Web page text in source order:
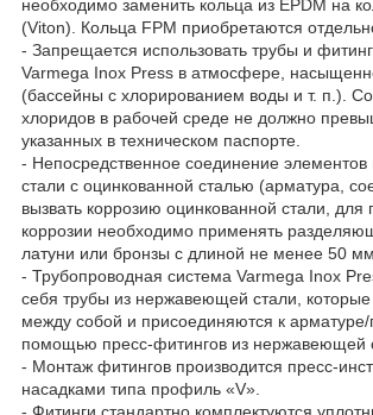
необходимо заменить кольца из EPDM на
(Viton). Кольца FPM приобретаются
- Запрещается использовать трубы и
Varmega Inox Press в атмосфере,
(бассейны с хлорированием воды и т. п.).
хлоридов в рабочей среде не должно
указанных в техническом паспорте.
- Непосредственное соединение
стали с оцинкованной сталью (арматура,
вызвать коррозию оцинкованной стали,
коррозии необходимо применять
латуни или бронзы с длиной не менее 50 мм.
- Трубопроводная система Varmega Inox
себя трубы из нержавеющей стали,
между собой и присоединяются к
помощью пресс-фитингов из нержавеющей
- Монтаж фитингов производится пресс-
насадками типа профиль «V».
- Фитинги стандартно комплектуются